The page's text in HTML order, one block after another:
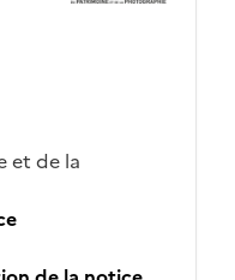
et de la